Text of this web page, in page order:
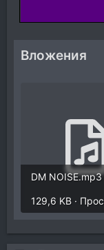
Вложения
DM NOISE.mp3